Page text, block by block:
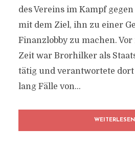
des Vereins im Kampf
mit dem Ziel, ihn zu einer
Finanzlobby zu machen.
Zeit war Brorhilker als
tätig und verantwortete
lang Fälle von...
WEITERLESEN